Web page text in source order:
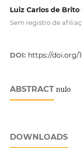
Luiz Carlos de Brito
Sem registro de
DOI: https://doi.org/
ABSTRACTnulo
DOWNLOADS